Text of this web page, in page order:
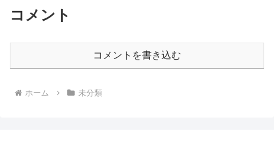
コメント
コメントを書き込む
ホーム 未分類